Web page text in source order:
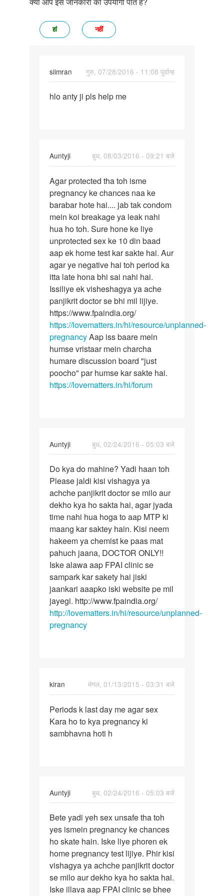
हां नहीं
siimran
गुरु, 07/28/2016 - 11:08 पूर्वान्ह
hlo
me
hlo anty ji pls help me
Auntyji
बुध, 08/03/2016 - 09:21 बजे
In
reply
to
Mamm
mene
apne
gf
ke
sat
24
by
sachin
Agar
protected
tha
toh
isme
Agar protected tha toh isme
pregnancy ke chances naa ke
barabar hote hai.... jab tak condom
mein koi breakage ya leak nahi
hua ho toh. Sure hone ke liye
unprotected sex ke 10 din baad
aap ek home test kar sakte hai. Aur
agar ye negative hai toh period ka
itta late hona bhi sai nahi hai.
Issiliye ek visheshagya ya ache
panjikrit doctor se bhi mil lijiye.
https://www.fpaindia.org/
https://lovematters.in/hi/resource/unplanned-
pregnancyAap iss baare mein
humse vristaar mein charcha
humare discussion board "just
poocho" par humse kar sakte hai.
https://lovematters.in/hi/forum
Auntyji
बुध, 02/24/2016 - 05:03 बजे
In
reply
to
mam
mene
apne
bf
k
sath
by
nancy
Do
kya
do
mahine?
Yadi
haan
Do kya do mahine? Yadi haan toh
Please jaldi kisi vishagya ya
achche panjikrit doctor se milo aur
dekho kya ho sakta hai, agar jyada
time nahi hua hoga to aap MTP ki
maang kar saktey hain. Kisi neem
hakeem ya chemist ke paas mat
pahuch jaana, DOCTOR ONLY!!
Iske alawa aap FPAI clinic se
sampark kar sakety hai jiski
jaankari aaapko iski website pe mil
jayegi. http://www.fpaindia.org/
http://lovematters.in/hi/resource/unplanned-
pregnancy
kiran
मंगल, 01/13/2015 - 03:31 बजे
Periods
k
last
Periods k last day me agar sex
Kara ho to kya pregnancy ki
sambhavna hoti h
Auntyji
बुध, 02/24/2016 - 05:03 बजे
In
reply
to
Mam
mera
gf
ka
period
19
Bete
yadi
yeh
sex
unsafe
tha
Bete yadi yeh sex unsafe tha toh
yes ismein pregnancy ke chances
ho skate hain. Iske liye phoren ek
home pregnancy test lijiye. Phir kisi
vishagya ya achche panjikrit doctor
se milo aur dekho kya ho sakta hai.
Iske illava aap FPAI clinic se bhee